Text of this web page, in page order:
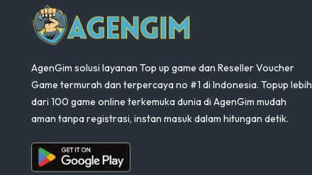
AgenGim
AgenGim solusi layanan Top up game dan Reseller Voucher
Game termurah dan terpercaya no #1 di Indonesia. Topup lebih
dari 100 game online terkemuka dunia di AgenGim mudah
aman tanpa registrasi, instan masuk dalam hitungan detik.
Aplikasi Android